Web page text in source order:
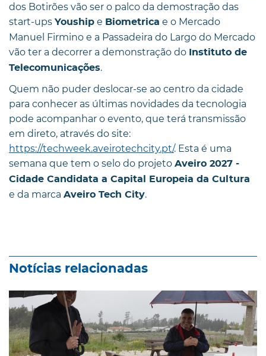
dos Botirões vão ser o palco da demostração das
start-ups Youship e Biometrica e o Mercado
Manuel Firmino e a Passadeira do Largo do Mercado
vão ter a decorrer a demonstração do Instituto de
Telecomunicações.
Quem não puder deslocar-se ao centro da cidade
para conhecer as últimas novidades da tecnologia
pode acompanhar o evento, que terá transmissão
em direto, através do site:
https://techweek.aveirotechcity.pt/. Esta é uma
semana que tem o selo do projeto Aveiro 2027 -
Cidade Candidata a Capital Europeia da Cultura
e da marca Aveiro Tech City.
Notícias relacionadas